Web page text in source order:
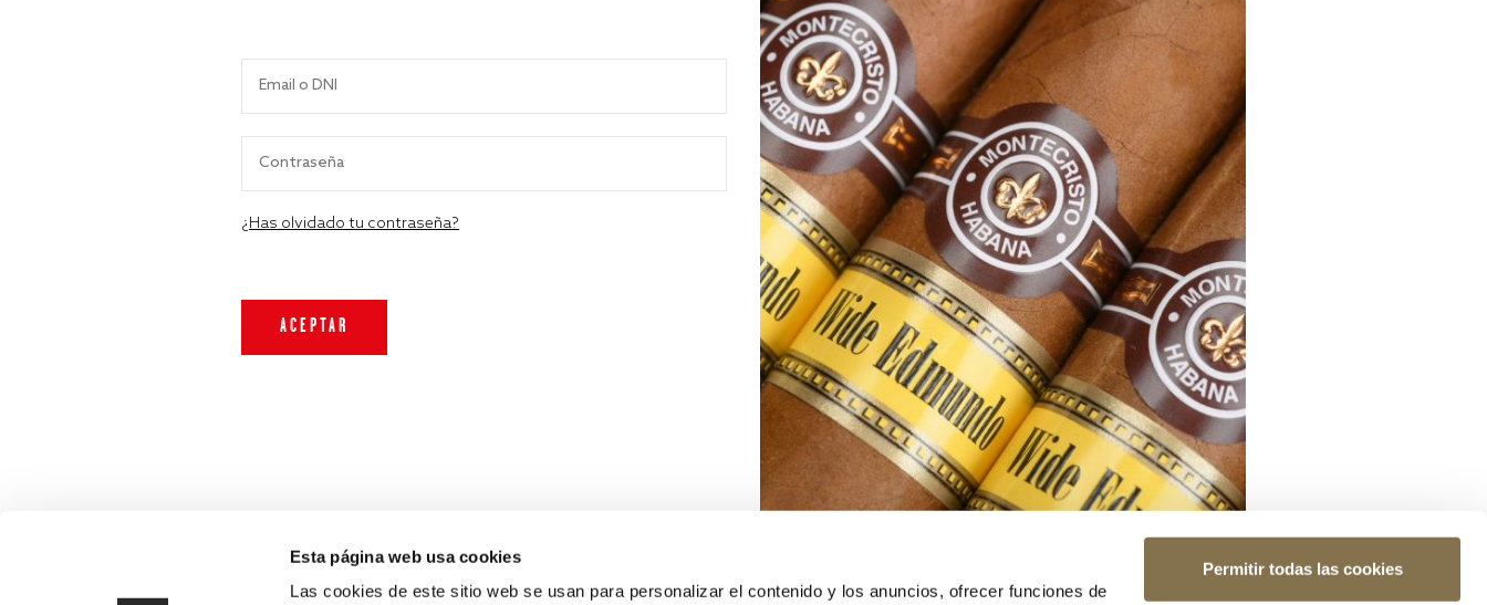
Esta página web usa cookies
Las cookies de este sitio web se usan para personalizar el contenido y los anuncios, ofrecer funciones de
Permitir todas las cookies
¿Has olvidado tu contraseña?